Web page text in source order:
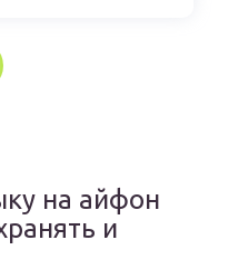
на айфон
и